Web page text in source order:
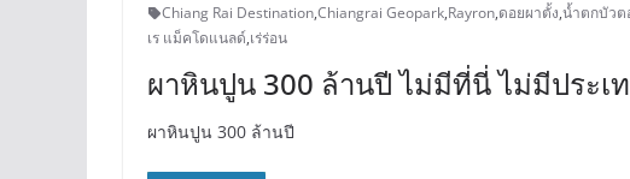
Chiang Rai Destination,Chiangrai Geopark,Rayron,ดอยผาตั้ง,น้ำตกบัวต
เร แม็คโดแนลด์,เร่ร่อน
ผาหินปูน 300 ล้านปี ไม่มีที่นี่ ไม่มีประเท
ผาหินปูน 300 ล้านปี